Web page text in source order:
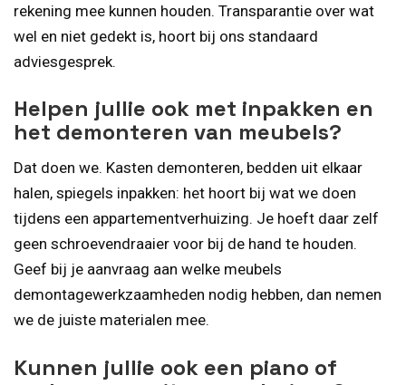
rekening mee kunnen houden. Transparantie over wat
wel en niet gedekt is, hoort bij ons standaard
adviesgesprek.
Helpen jullie ook met inpakken en
het demonteren van meubels?
Dat doen we. Kasten demonteren, bedden uit elkaar
halen, spiegels inpakken: het hoort bij wat we doen
tijdens een appartementverhuizing. Je hoeft daar zelf
geen schroevendraaier voor bij de hand te houden.
Geef bij je aanvraag aan welke meubels
demontagewerkzaamheden nodig hebben, dan nemen
we de juiste materialen mee.
Kunnen jullie ook een piano of